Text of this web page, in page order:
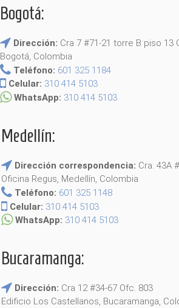
Bogotá:
Dirección: Cra 7 #71-21 torre B piso 13
Bogotá, Colombia
Teléfono: 601 325 1184
Celular: 310 414 5103
WhatsApp: 310 414 5103
Medellín:
Dirección correspondencia: Cra. 43A
Oficina Regus, Medellín, Colombia
Teléfono: 601 325 1148
Celular: 310 414 5103
WhatsApp: 310 414 5103
Bucaramanga:
Dirección: Cra 12 #34-67 Ofc. 803
Edificio Los Castellanos, Bucaramanga,